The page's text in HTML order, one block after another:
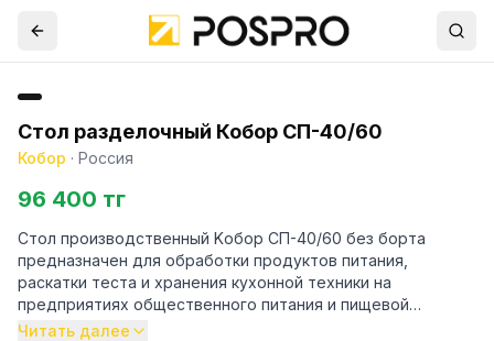
Стол разделочный Кобор СП-40/60
Кобор · Россия
96 400 тг
Стол производственный Kобор СП-40/60 без борта
предназначен для обработки продуктов питания,
раскатки теста и хранения кухонной техники на
предприятиях общественного питания и пищевой
промышленности.
Читать далее